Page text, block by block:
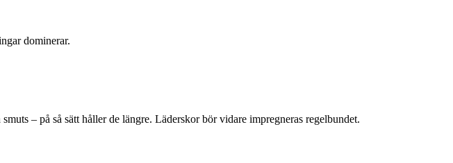
dominerar.
– på så sätt håller de längre. Läderskor bör vidare impregneras regelbundet.